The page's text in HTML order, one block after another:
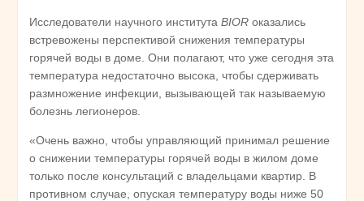
Исследователи научного института BIOR оказались
встревожены перспективой снижения температуры
горячей воды в доме. Они полагают, что уже сегодня эта
температура недостаточно высока, чтобы сдерживать
размножение инфекции, вызывающей так называемую
болезнь легионеров.
«Очень важно, чтобы управляющий принимал решение
о снижении температуры горячей воды в жилом доме
только после консультаций с владельцами квартир. В
противном случае, опуская температуру воды ниже 50